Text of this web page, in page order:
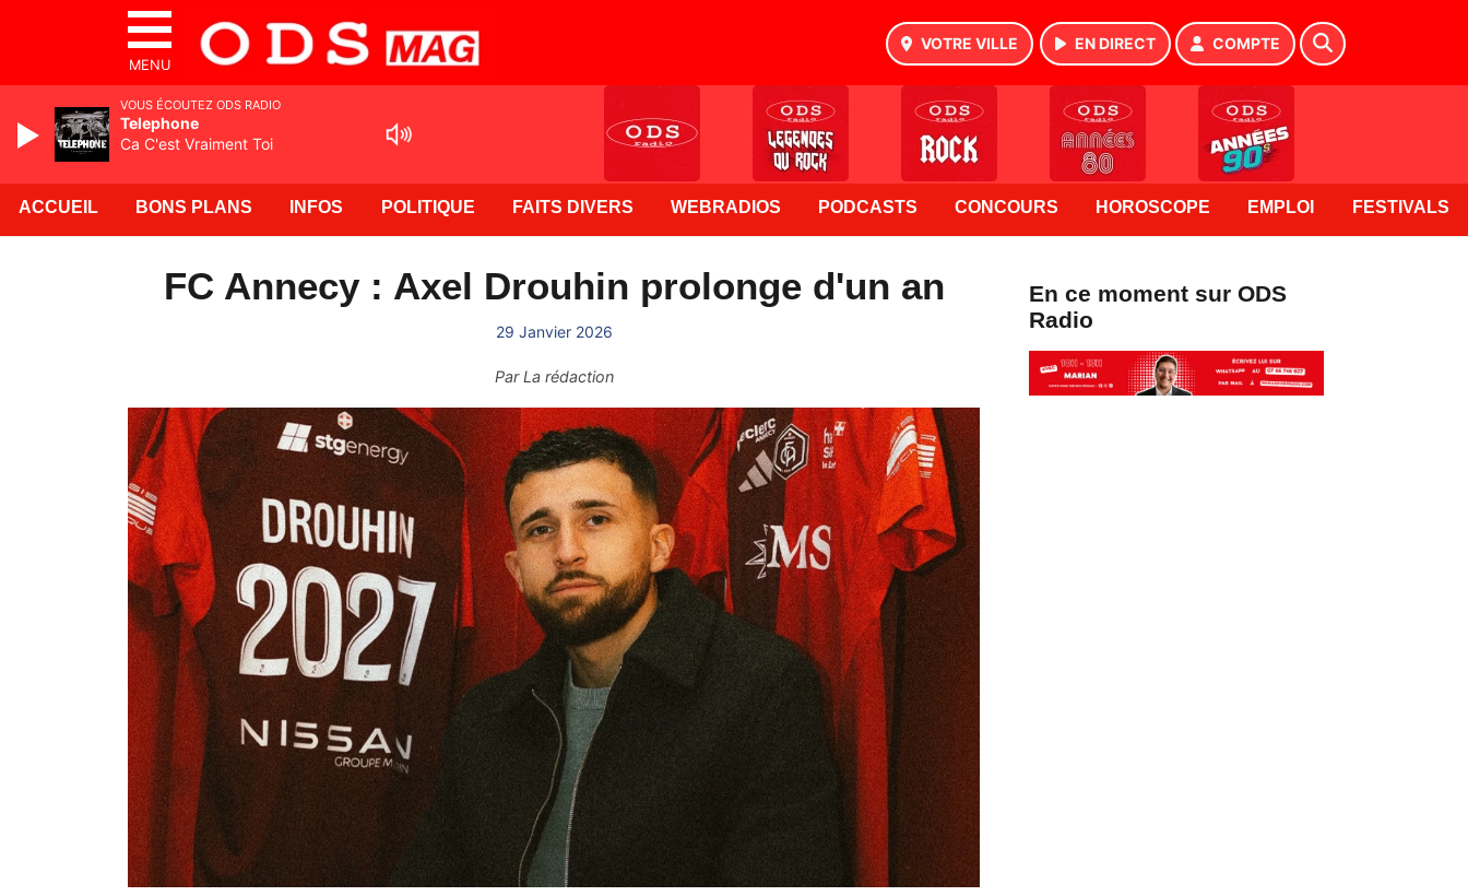
MENU
VOTRE VILLE EN DIRECT COMPTE
ACCUEIL BONS PLANS INFOS POLITIQUE FAITS DIVERS WEBRADIOS PODCASTS CONCOURS HOROSCOPE EMPLOI FESTIVALS
FC Annecy : Axel Drouhin prolonge d'un an
29 Janvier 2026
ParLa rédaction
En ce moment sur ODS
Radio
VOUS ÉCOUTEZ ODS RADIO
Telephone
Ca C'est Vraiment Toi